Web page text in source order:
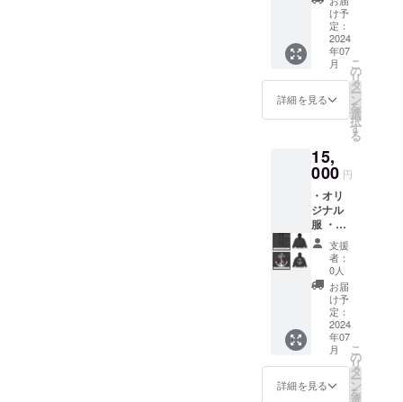
内容で
すが、
少しで
も応援
しただ
けると
嬉しい
です！
・サイ
４XL ・
カラー:
白、黒
税込と
送料込
みの価
格にさ
せてい
ただい
てま
す。 ※
服の種
類もお
選びい
ただけ
ます
け予
定：
2024
年07
月
詳細を見る
こ
の
リ
タ
ー
ン
を
選
択
す
る
15,
000 円
・オリ
ジナル
服 ・サ
イズ：
S〜３
XL ・
色：黒
・税
込、送
料込み
の値段
となっ
ており
ます ・
ス
支援
者：
0人
お届
け予
定：
2024
年07
月
詳細を見る
こ
の
リ
タ
ー
ン
を